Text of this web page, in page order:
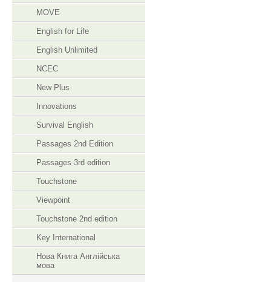
MOVE
English for Life
English Unlimited
NCEC
New Plus
Innovations
Survival English
Passages 2nd Edition
Passages 3rd edition
Touchstone
Viewpoint
Touchstone 2nd edition
Key International
Нова Книга Англійська
мова